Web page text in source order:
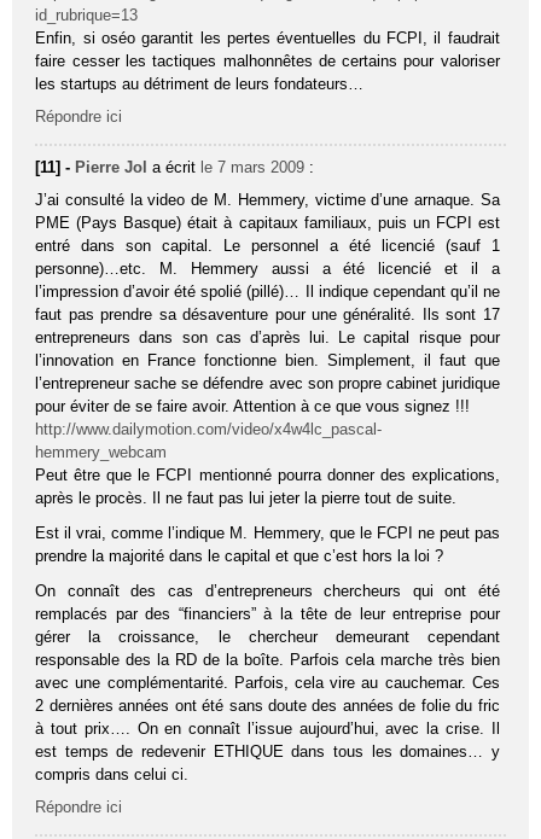
id_rubrique=13
Enfin, si oséo garantit les pertes éventuelles du FCPI, il faudrait
faire cesser les tactiques malhonnêtes de certains pour valoriser
les startups au détriment de leurs fondateurs…
Répondre ici
[11] - Pierre Jol a écrit le 7 mars 2009 :
J’ai consulté la video de M. Hemmery, victime d’une arnaque. Sa
PME (Pays Basque) était à capitaux familiaux, puis un FCPI est
entré dans son capital. Le personnel a été licencié (sauf 1
personne)…etc. M. Hemmery aussi a été licencié et il a
l’impression d’avoir été spolié (pillé)… Il indique cependant qu’il ne
faut pas prendre sa désaventure pour une généralité. Ils sont 17
entrepreneurs dans son cas d’après lui. Le capital risque pour
l’innovation en France fonctionne bien. Simplement, il faut que
l’entrepreneur sache se défendre avec son propre cabinet juridique
pour éviter de se faire avoir. Attention à ce que vous signez !!!
http://www.dailymotion.com/video/x4w4lc_pascal-
hemmery_webcam
Peut être que le FCPI mentionné pourra donner des explications,
après le procès. Il ne faut pas lui jeter la pierre tout de suite.
Est il vrai, comme l’indique M. Hemmery, que le FCPI ne peut pas
prendre la majorité dans le capital et que c’est hors la loi ?
On connaît des cas d’entrepreneurs chercheurs qui ont été
remplacés par des “financiers” à la tête de leur entreprise pour
gérer la croissance, le chercheur demeurant cependant
responsable des la RD de la boîte. Parfois cela marche très bien
avec une complémentarité. Parfois, cela vire au cauchemar. Ces
2 dernières années ont été sans doute des années de folie du fric
à tout prix…. On en connaît l’issue aujourd’hui, avec la crise. Il
est temps de redevenir ETHIQUE dans tous les domaines… y
compris dans celui ci.
Répondre ici